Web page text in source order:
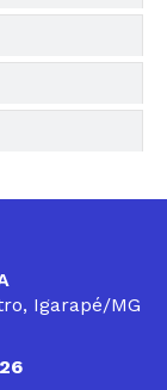
Igarapé/MG